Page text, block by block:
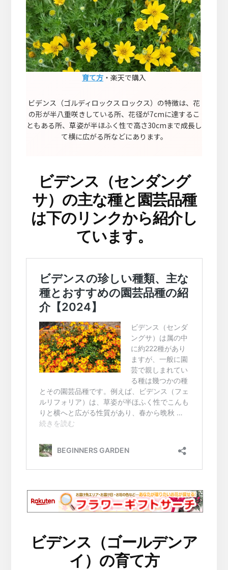
育て方 ・楽天で購入
ビデンス（ゴルディロックス ロックス）の特徴は、花
の形が半八重咲きしている所、花径が7cmに達するこ
ともある所、草姿が半ほふく性で高さ30cmまで成長し
て横に広がる所などにあります。
ビデンス（センダング
サ）の主な種と園芸品種
は下のリンクから紹介し
ています。
ビデンス（ゴールデンア
イ）の育て方